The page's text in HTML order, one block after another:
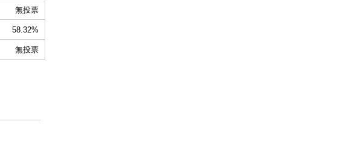
無投票
58.32%
無投票